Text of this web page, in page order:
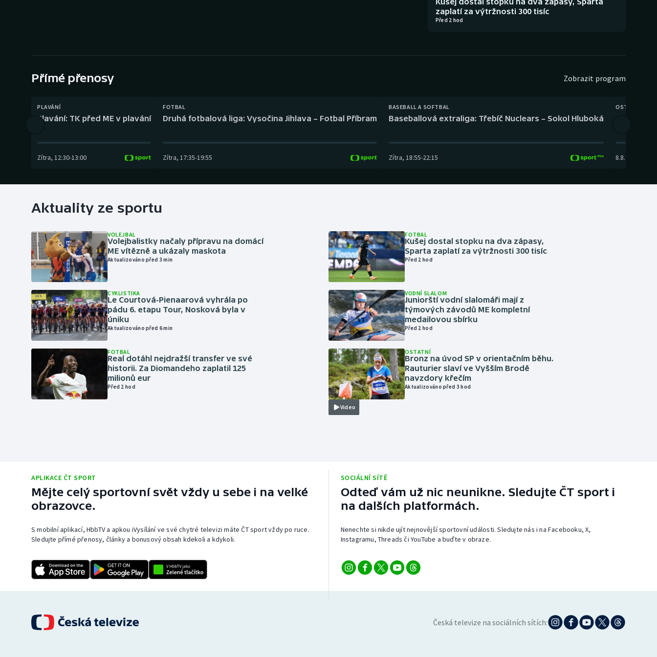
Gymnastika Plážový volejbal
zaplatí za výtržnosti 300 tisíc
Před 2 hod
Přímé přenosy Zobrazit program
PLAVÁNÍ
Plavání: TK před ME v plavání
Zítra, 12:30-13:00
FOTBAL
Druhá fotbalová liga: Vysočina Jihlava – Fotbal Příbram
Zítra, 17:35-19:55
BASEBALL A SOFTBAL
Baseballová extraliga: Třebíč Nuclears – Sokol Hluboká
Zítra, 18:55-22:15
OSTATNÍ
8.8.
Aktuality ze sportu
VOLEJBAL
Volejbalistky načaly přípravu na domácí
ME vítězně a ukázaly maskota
Aktualizováno před 3 min
CYKLISTIKA
Le Courtová-Pienaarová vyhrála po
pádu 6. etapu Tour, Nosková byla v
úniku
Aktualizováno před 6 min
FOTBAL
Real dotáhl nejdražší transfer ve své
historii. Za Diomandeho zaplatil 125
milionů eur
Před 2 hod
FOTBAL
Kušej dostal stopku na dva zápasy,
Sparta zaplatí za výtržnosti 300 tisíc
Před 2 hod
VODNÍ SLALOM
Juniorští vodní slalomáři mají z
týmových závodů ME kompletní
medailovou sbírku
Před 2 hod
Video
OSTATNÍ
Bronz na úvod SP v orientačním běhu.
Rauturier slaví ve Vyšším Brodě
navzdory křečím
Aktualizováno před 3 hod
APLIKACE ČT SPORT
Mějte celý sportovní svět vždy u sebe i na velké
obrazovce.
S mobilní aplikací, HbbTV a apkou iVysílání ve své chytré televizi máte ČT sport vždy po ruce.
Sledujte přímé přenosy, články a bonusový obsah kdekoli a kdykoli.
SOCIÁLNÍ SÍTĚ
Odteď vám už nic neunikne. Sledujte ČT sport i
na dalších platformách.
Nenechte si nikde ujít nejnovější sportovní události. Sledujte nás i na Facebooku, X,
Instagramu, Threads či YouTube a buďte v obraze.
Česká televize na sociálních sítích: